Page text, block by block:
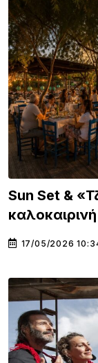
Sun Set &
17/05/2026